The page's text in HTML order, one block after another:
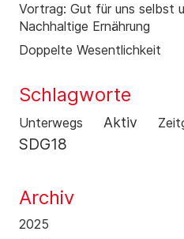
Vortrag: Gut für uns selbst
Nachhaltige Ernährung
Doppelte Wesentlichkeit
Schlagworte
Unterwegs Aktiv
SDG18
Archiv
2025